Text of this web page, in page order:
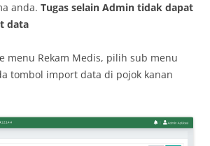
anda. Tugas selain Admin tidak dapat
data
menu Rekam Medis, pilih sub menu
tombol import data di pojok kanan